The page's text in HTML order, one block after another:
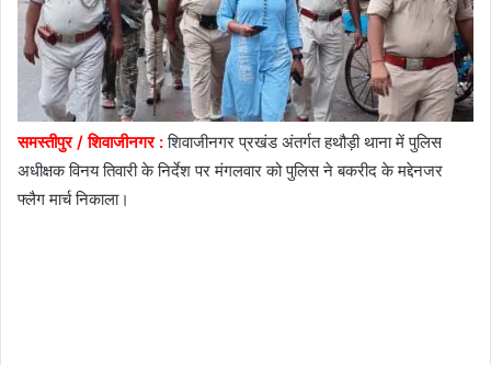
समस्तीपुर / शिवाजीनगर :शिवाजीनगर प्रखंड अंतर्गत हथौड़ी थाना में पुलिस
अधीक्षक विनय तिवारी के निर्देश पर मंगलवार को पुलिस ने बकरीद के मद्देनजर
फ्लैग मार्च निकाला।